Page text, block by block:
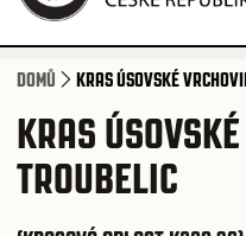
DOMŮ KRAS ÚSOVSKÉ
KRAS
TROUBELIC